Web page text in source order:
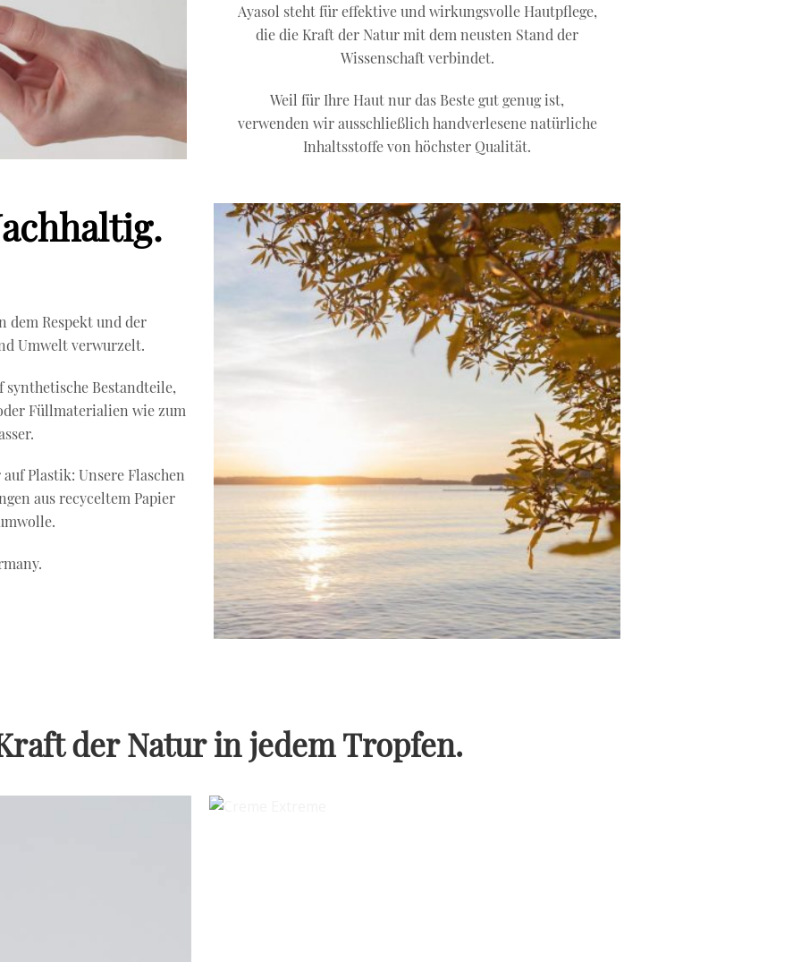
Ayasol steht für effektive und wirkungsvolle Hautpflege,
die die Kraft der Natur mit dem neusten Stand der
Wissenschaft verbindet.
Weil für Ihre Haut nur das Beste gut genug ist,
verwenden wir ausschließlich handverlesene natürliche
Inhaltsstoffe von höchster Qualität.
dem Respekt und der
Umwelt verwurzelt.
synthetische Bestandteile,
Füllmaterialien wie zum
Plastik: Unsere Flaschen
aus recyceltem Papier
der Natur in jedem Tropfen.